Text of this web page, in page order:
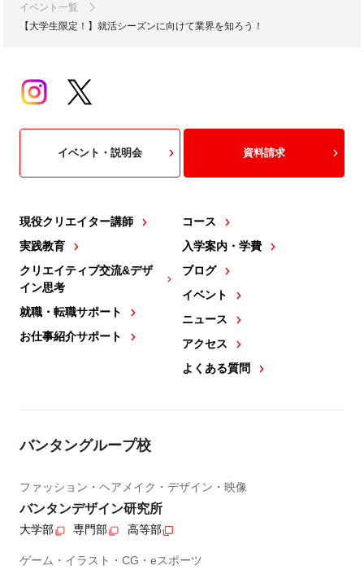
イベント一覧
【大学生限定！】就活シーズンに向けて業界を知ろう！
現役クリエイター講師
実践教育
クリエイティブ交流&デザ
イン思考
就職・転職サポート
お仕事紹介サポート
コース
入学案内・学費
ブログ
イベント
ニュース
アクセス
よくある質問
イベント・説明会 資料請求
バンタングループ校
ファッション・ヘアメイク・デザイン・映像
バンタンデザイン研究所
大学部 専門部 高等部
ゲーム・イラスト・CG・eスポーツ